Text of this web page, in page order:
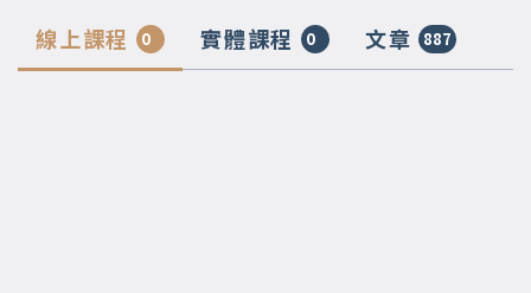
線上課程 0 實體課程 0 文章 887